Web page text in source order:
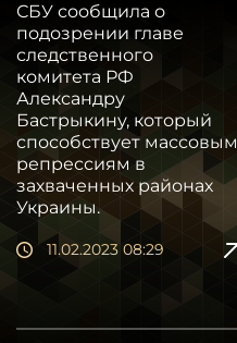
СБУ сообщила о
подозрении главе
следственного
комитета РФ
Александру
Бастрыкину, который
способствует массовым
репрессиям в
захваченных районах
Украины.
11.02.2023 08:29